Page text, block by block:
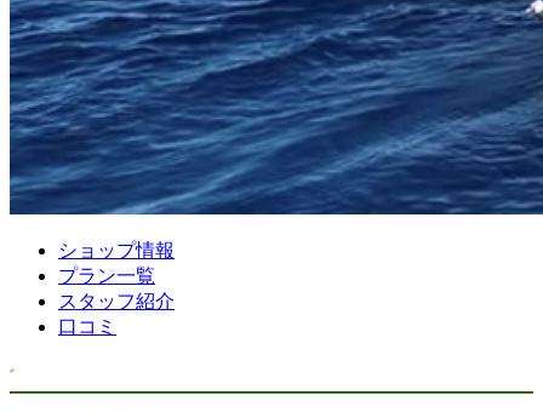
ショップ情報
プラン一覧
スタッフ紹介
口コミ